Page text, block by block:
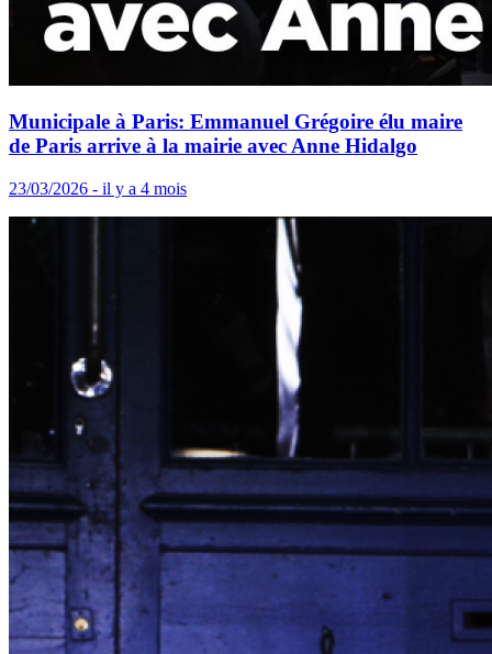
Municipale à Paris: Emmanuel Grégoire élu maire
de Paris arrive à la mairie avec Anne Hidalgo
23/03/2026 - il y a 4 mois